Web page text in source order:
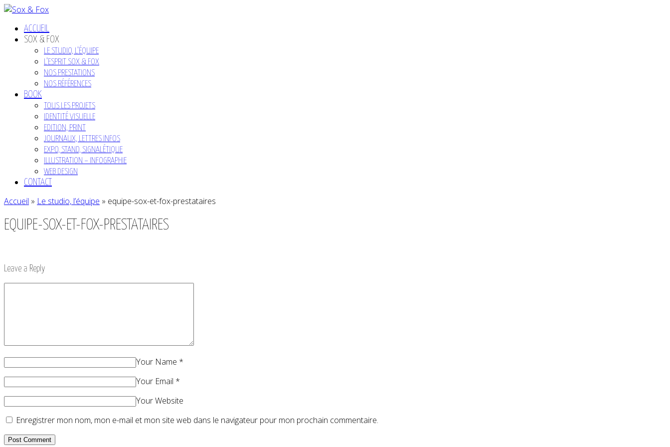
ACCUEIL
SOX & FOX
LE STUDIO, L’ÉQUIPE
L’ESPRIT SOX & FOX
NOS PRESTATIONS
NOS RÉFÉRENCES
BOOK
TOUS LES PROJETS
IDENTITÉ VISUELLE
EDITION, PRINT
JOURNAUX, LETTRES INFOS
EXPO, STAND, SIGNALÉTIQUE
ILLUSTRATION – INFOGRAPHIE
WEB DESIGN
CONTACT
Accueil » Le studio, l’équipe » equipe-sox-et-fox-prestataires
EQUIPE-SOX-ET-FOX-PRESTATAIRES
Leave a Reply
Your Name *
Your Email *
Your Website
Enregistrer mon nom, mon e-mail et mon site web dans le navigateur pour mon prochain commentaire.